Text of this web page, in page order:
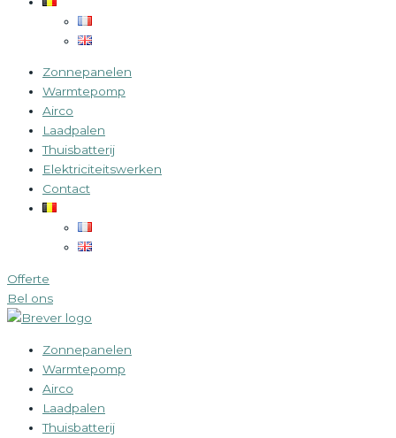
Zonnepanelen
Warmtepomp
Airco
Laadpalen
Thuisbatterij
Elektriciteitswerken
Contact
Offerte
Bel ons
Zonnepanelen
Warmtepomp
Airco
Laadpalen
Thuisbatterij